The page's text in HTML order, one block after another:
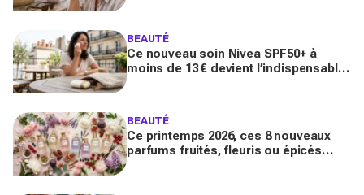
BEAUTÉ
Ce nouveau soin Nivea SPF50+ à
moins de 13 € devient l’indispensable
BEAUTÉ
Ce printemps 2026, ces 8 nouveaux
parfums fruités, fleuris ou épicés